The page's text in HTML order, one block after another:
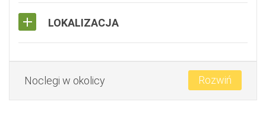
LOKALIZACJA
Noclegi w okolicy Rozwiń